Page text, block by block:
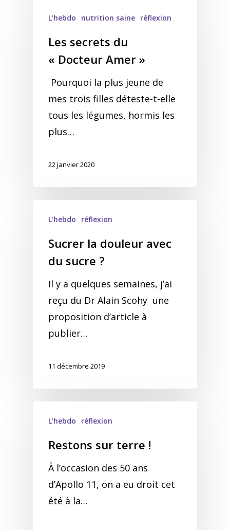
L'hebdo nutrition saine réflexion
Les secrets du
« Docteur Amer »
Pourquoi la plus jeune de
mes trois filles déteste-t-elle
tous les légumes, hormis les
plus…
22 janvier 2020
L'hebdo réflexion
Sucrer la douleur avec
du sucre ?
Il y a quelques semaines, j’ai
reçu du Dr Alain Scohy une
proposition d’article à
publier…
11 décembre 2019
L'hebdo réflexion
Restons sur terre !
À l’occasion des 50 ans
d’Apollo 11, on a eu droit cet
été à la…